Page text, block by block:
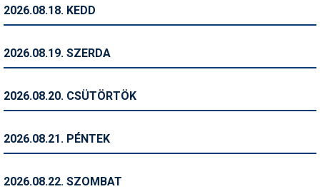
Sífelszerelés
Símánia
Síszerviz
2026.08.18. KEDD
2026.08.19. SZERDA
2026.08.20. CSÜTÖRTÖK
2026.08.21. PÉNTEK
2026.08.22. SZOMBAT